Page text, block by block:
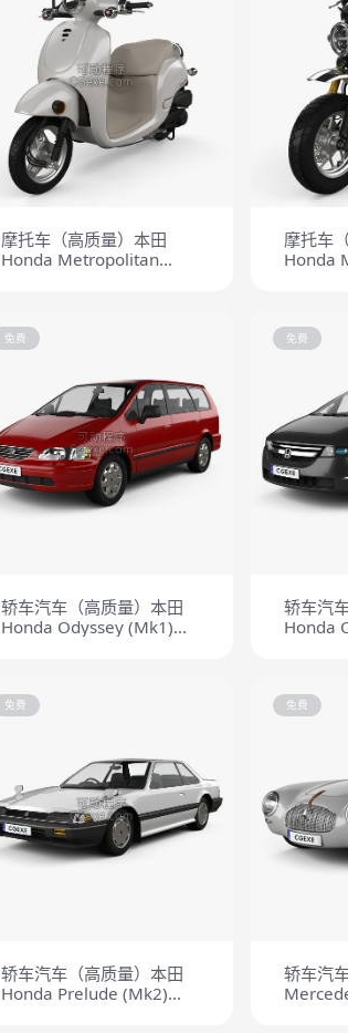
摩托车（高质量）本田
Honda Metropolitan
摩托车
Honda
免费
轿车汽车（高质量）本田
Honda Odyssey (Mk1)
免费
轿车汽
Honda
免费
轿车汽车（高质量）本田
Honda Prelude (Mk2)
免费
轿车汽